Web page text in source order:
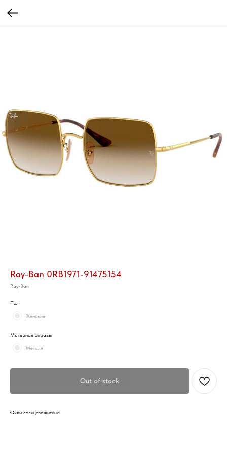
Ray-Ban 0RB1971-91475154
Ray-Ban
Пол
Женские
Материал оправы
Металл
Out of stock
Очки солнцезащитные